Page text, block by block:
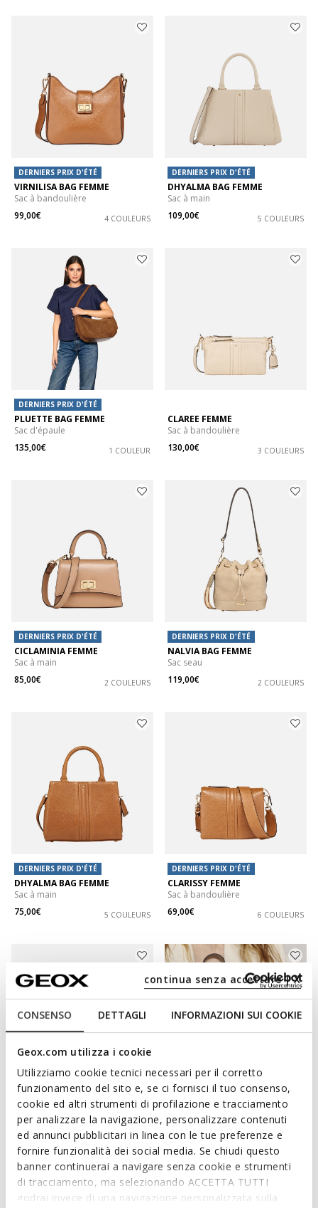
CONSENSO DETTAGLI INFORMAZIONI SUI COOKIE
Geox.com utilizza i cookie
Utilizziamo cookie tecnici necessari per il corretto
funzionamento del sito e, se ci fornisci il tuo consenso,
cookie ed altri strumenti di profilazione e tracciamento
per analizzare la navigazione, personalizzare contenuti
ed annunci pubblicitari in linea con le tue preferenze e
fornire funzionalità dei social media. Se chiudi questo
banner continuerai a navigare senza cookie e strumenti
di tracciamento, ma selezionando ACCETTA TUTTI
godrai invece di una navigazione personalizzata sulla
continua senza accettare | X
DERNIERS PRIX D'ÉTÉ
VIRNILISA BAG FEMME
Sac à bandoulière
99,00€
4 COULEURS
DERNIERS PRIX D'ÉTÉ
DHYALMA BAG FEMME
Sac à main
109,00€
5 COULEURS
DERNIERS PRIX D'ÉTÉ
PLUETTE BAG FEMME
Sac d'épaule
135,00€
1 COULEUR
CLAREE FEMME
Sac à bandoulière
130,00€
3 COULEURS
DERNIERS PRIX D'ÉTÉ
CICLAMINIA FEMME
Sac à main
85,00€
2 COULEURS
DERNIERS PRIX D'ÉTÉ
NALVIA BAG FEMME
Sac seau
119,00€
2 COULEURS
DERNIERS PRIX D'ÉTÉ
DHYALMA BAG FEMME
Sac à main
75,00€
5 COULEURS
DERNIERS PRIX D'ÉTÉ
CLARISSY FEMME
Sac à bandoulière
69,00€
6 COULEURS
DERNIERS PRIX D'ÉTÉ
BLANDINE FEMME
Sac à bandoulière
8 COULEURS
DERNIERS PRIX D'ÉTÉ
MARYEMY BAG FEMME
Sac d'épaule
1 COULEUR